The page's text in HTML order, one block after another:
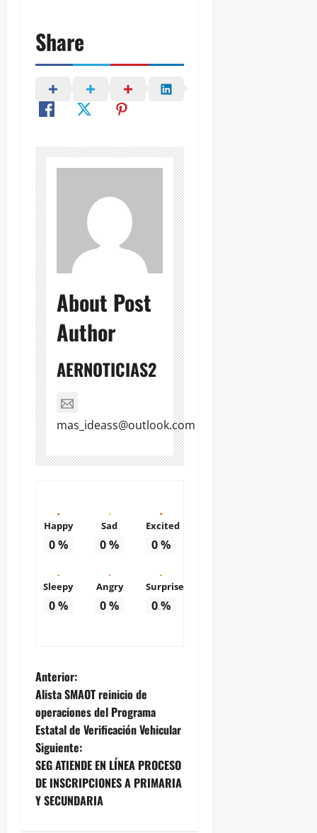
Share
About Post
Author
AERNOTICIAS2
mas_ideass@outlook.com
Happy
0%
Sad
0%
Excited
0%
Sleepy
0%
Angry
0%
Surprise
0%
N
a
v
e
g
Anterior:
Alista SMAOT reinicio de
operaciones del Programa
Estatal de Verificación Vehicular
Siguiente:
SEG ATIENDE EN LÍNEA PROCESO
DE INSCRIPCIONES A PRIMARIA
Y SECUNDARIA